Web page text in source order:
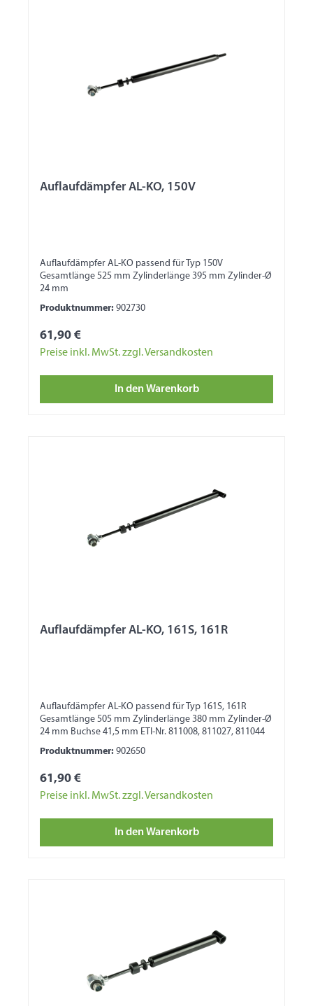
Auflaufdämpfer AL-KO, 150V
Auflaufdämpfer AL-KO passend für Typ 150V
Gesamtlänge 525 mm Zylinderlänge 395 mm Zylinder-Ø
24 mm
Produktnummer: 902730
61,90 €
Preise inkl. MwSt. zzgl. Versandkosten
In den Warenkorb
Auflaufdämpfer AL-KO, 161S, 161R
Auflaufdämpfer AL-KO passend für Typ 161S, 161R
Gesamtlänge 505 mm Zylinderlänge 380 mm Zylinder-Ø
24 mm Buchse 41,5 mm ETI-Nr. 811008, 811027, 811044
Produktnummer: 902650
61,90 €
Preise inkl. MwSt. zzgl. Versandkosten
In den Warenkorb